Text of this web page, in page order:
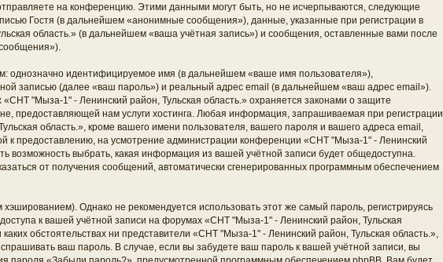
на конференцию. Этими данными могут быть, но не исчерпываются, следующие
Гостя (в дальнейшем «анонимные сообщения»), данные, указанные при регистрации в
область.» (в дальнейшем «ваша учётная запись») и сообщения, оставленные вами после
однозначно идентифицируемое имя (в дальнейшем «ваше имя пользователя»),
записью (далее «ваш пароль») и реальный адрес email (в дальнейшем «ваш адрес email»).
"Мыза-1" - Ленинский район, Тульская область.» охраняется законами о защите
предоставляющей нам услуги хостинга. Любая информация, запрашиваемая при регистрации
область.», кроме вашего имени пользователя, вашего пароля и вашего адреса email,
к предоставлению, на усмотрение администрации конференции «СНТ "Мыза-1" - Ленинский
возможность выбрать, какая информация из вашей учётной записи будет общедоступна.
от получения сообщений, автоматически сгенерированных программным обеспечением
Однако не рекомендуется использовать этот же самый пароль, регистрируясь
к вашей учётной записи на форумах «СНТ "Мыза-1" - Ленинский район, Тульская
обстоятельствах ни представители «СНТ "Мыза-1" - Ленинский район, Тульская область.»,
ваш пароль. В случае, если вы забудете ваш пароль к вашей учётной записи, вы